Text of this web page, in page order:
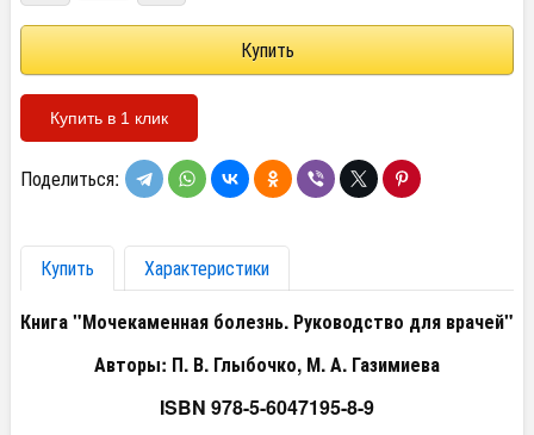
Купить в 1 клик
Поделиться:
Купить
Характеристики
Книга "Мочекаменная болезнь. Руководство для врачей"
Авторы: П. В. Глыбочко, М. А. Газимиева
ISBN 978-5-6047195-8-9